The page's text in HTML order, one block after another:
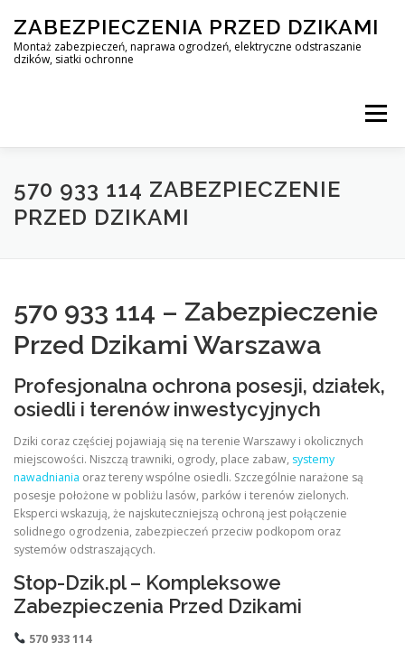
content
ZABEZPIECZENIA PRZED DZIKAMI
Montaż zabezpieczeń, naprawa ogrodzeń, elektryczne odstraszanie
dzików, siatki ochronne
Menu
STOP DZIK
ZABEZPIECZENIA PRZED DZIKAMI BLOG
KONTAKT
570 933 114 ZABEZPIECZENIE
PRZED DZIKAMI
570 933 114 – Zabezpieczenie
Przed Dzikami Warszawa
Profesjonalna ochrona posesji, działek,
osiedli i terenów inwestycyjnych
Dziki coraz częściej pojawiają się na terenie Warszawy i okolicznych
miejscowości. Niszczą trawniki, ogrody, place zabaw, systemy
nawadniania oraz tereny wspólne osiedli. Szczególnie narażone są
posesje położone w pobliżu lasów, parków i terenów zielonych.
Eksperci wskazują, że najskuteczniejszą ochroną jest połączenie
solidnego ogrodzenia, zabezpieczeń przeciw podkopom oraz
systemów odstraszających.
Stop-Dzik.pl – Kompleksowe
Zabezpieczenia Przed Dzikami
570 933 114